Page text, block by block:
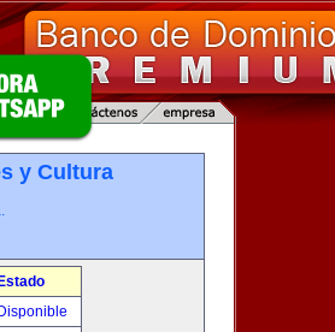
y Cultura
Estado
Disponible